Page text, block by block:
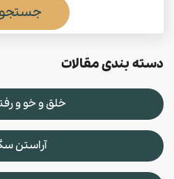
جستجو
دسته بندی مقالات
خلق و خو و
آراستن